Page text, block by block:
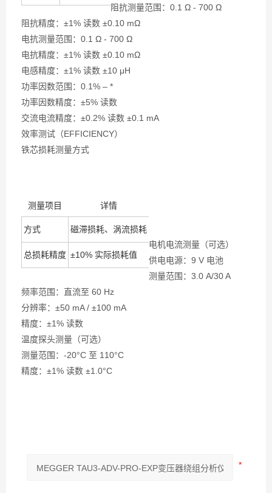
阻抗测量范围：0.1 Ω - 700 Ω
阻抗精度：±1% 读数 ±0.10 mΩ
电抗测量范围：0.1 Ω - 700 Ω
电抗精度：±1% 读数 ±0.10 mΩ
电感精度：±1% 读数 ±10 μH
功率因数范围：0.1% – *
功率因数精度：±5% 读数
交流电流精度：±0.2% 读数 ±0.1 mA
效率测试（EFFICIENCY）
铁芯损耗测量方式
测量项目 详情
方式 磁滞损耗、涡流损耗
总损耗精度 ±10% 实际损耗值
电机电流测量（可选）
供电电源：9 V 电池
测量范围：3.0 A/30 A
频率范围：直流至 60 Hz
分辨率：±50 mA / ±100 mA
精度：±1% 读数
温度探头测量（可选）
测量范围：-20°C 至 110°C
精度：±1% 读数 ±1.0°C